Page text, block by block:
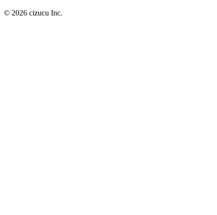
© 2026 cizucu Inc.